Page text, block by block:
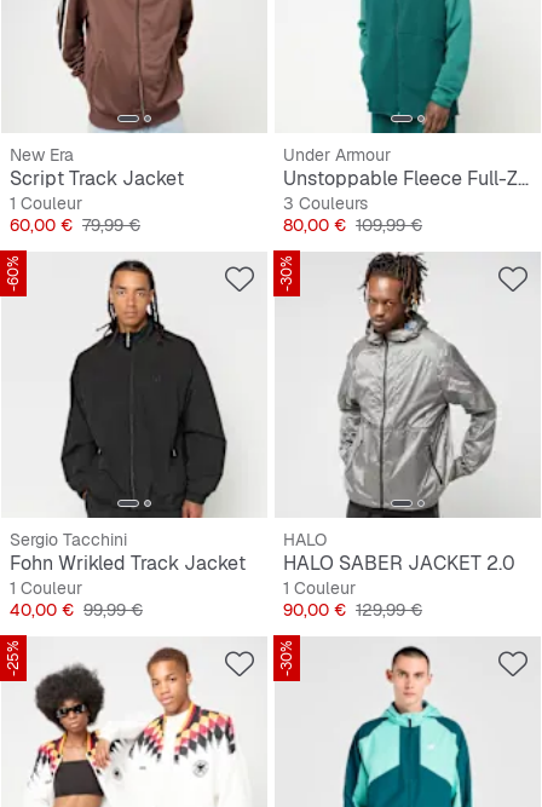
New Era
Script Track Jacket
1 Couleur
Prix
60,00 € Prix original
79,99 €
Under Armour
Unstoppable Fleece Full-Zip Hoodie
3 Couleurs
Prix
80,00 € Prix original
109,99 €
-60%
Sergio Tacchini
Fohn Wrikled Track Jacket
1 Couleur
Prix
40,00 € Prix original
99,99 €
-30%
HALO
HALO SABER JACKET 2.0
1 Couleur
Prix
90,00 € Prix original
129,99 €
-25% -30%